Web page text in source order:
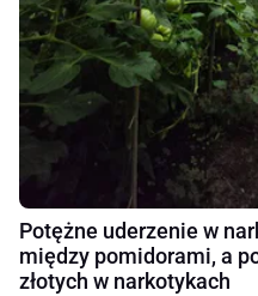
Potężne uderzenie w
między pomidorami, a
złotych w narkotykach